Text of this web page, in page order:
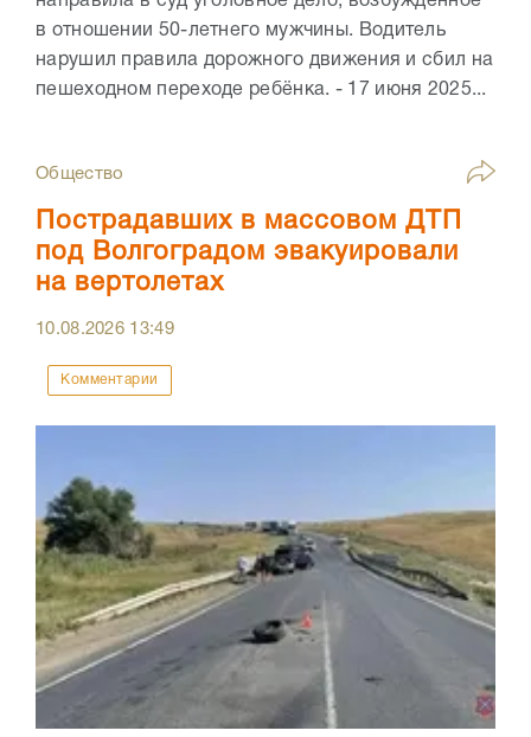
в отношении 50-летнего мужчины. Водитель
нарушил правила дорожного движения и сбил на
пешеходном переходе ребёнка. - 17 июня 2025...
Общество
Пострадавших в массовом ДТП
под Волгоградом эвакуировали
на вертолетах
10.08.2026 13:49
Комментарии